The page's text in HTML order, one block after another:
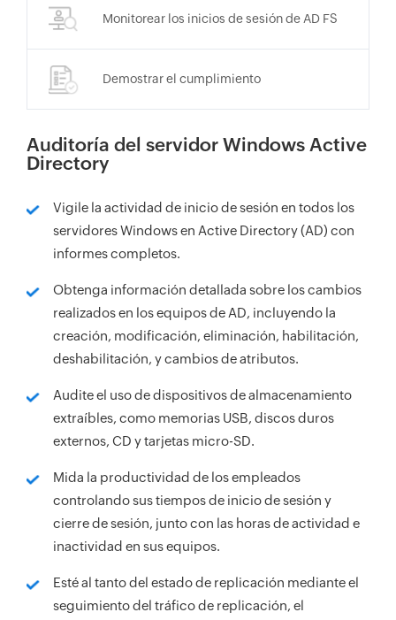
Monitorear los inicios de sesión de AD FS
Demostrar el cumplimiento
Auditoría del servidor Windows Active
Directory
Vigile la actividad de inicio de sesión en todos los
servidores Windows en Active Directory (AD) con
informes completos.
Obtenga información detallada sobre los cambios
realizados en los equipos de AD, incluyendo la
creación, modificación, eliminación, habilitación,
deshabilitación, y cambios de atributos.
Audite el uso de dispositivos de almacenamiento
extraíbles, como memorias USB, discos duros
externos, CD y tarjetas micro-SD.
Mida la productividad de los empleados
controlando sus tiempos de inicio de sesión y
cierre de sesión, junto con las horas de actividad e
inactividad en sus equipos.
Esté al tanto del estado de replicación mediante el
seguimiento del tráfico de replicación, el